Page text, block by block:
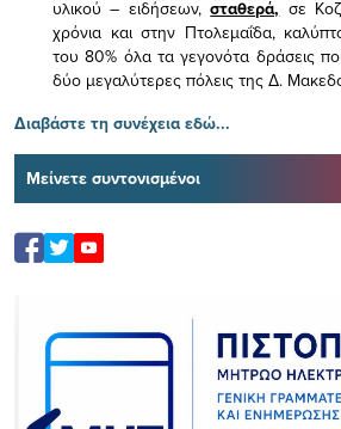
υλικού – ειδήσεων,σταθερά, σε
χρόνια και στην Πτολεμαΐδα,
του 80% όλα τα γεγονότα δράσεις
δύο μεγαλύτερες πόλεις της Δ.
Διαβάστε τη συνέχεια εδώ...
Μείνετε συντονισμένοι